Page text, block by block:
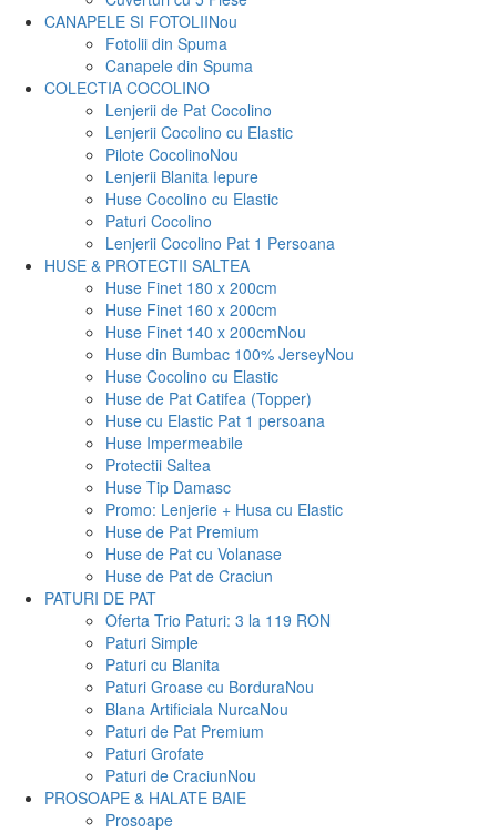
CANAPELE SI FOTOLIINou
Fotolii din Spuma
Canapele din Spuma
COLECTIA COCOLINO
Lenjerii de Pat Cocolino
Lenjerii Cocolino cu Elastic
Pilote CocolinoNou
Lenjerii Blanita Iepure
Huse Cocolino cu Elastic
Paturi Cocolino
Lenjerii Cocolino Pat 1 Persoana
HUSE & PROTECTII SALTEA
Huse Finet 180 x 200cm
Huse Finet 160 x 200cm
Huse Finet 140 x 200cmNou
Huse din Bumbac 100% JerseyNou
Huse Cocolino cu Elastic
Huse de Pat Catifea (Topper)
Huse cu Elastic Pat 1 persoana
Huse Impermeabile
Protectii Saltea
Huse Tip Damasc
Promo: Lenjerie + Husa cu Elastic
Huse de Pat Premium
Huse de Pat cu Volanase
Huse de Pat de Craciun
PATURI DE PAT
Oferta Trio Paturi: 3 la 119 RON
Paturi Simple
Paturi cu Blanita
Paturi Groase cu BorduraNou
Blana Artificiala NurcaNou
Paturi de Pat Premium
Paturi Grofate
Paturi de CraciunNou
PROSOAPE & HALATE BAIE
Prosoape